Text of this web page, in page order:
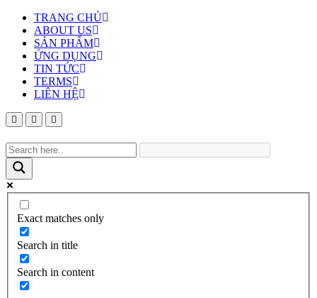
TRANG CHỦ
ABOUT US
SẢN PHẨM
ỨNG DỤNG
TIN TỨC
TERMS
LIÊN HỆ
Exact matches only
Search in title
Search in content